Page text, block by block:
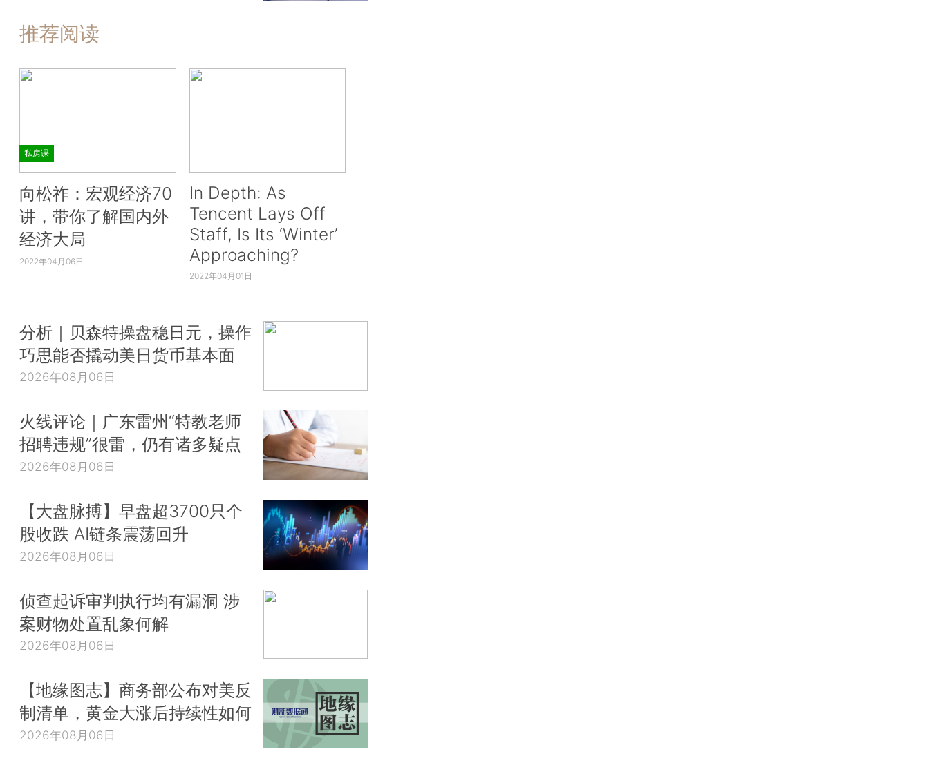
推荐阅读
私房课
向松祚：宏观经济70
讲，带你了解国内外
经济大局
2022年04月06日
In Depth: As
Tencent Lays Off
Staff, Is Its ‘Winter’
Approaching?
2022年04月01日
分析｜贝森特操盘稳日元，操作
巧思能否撬动美日货币基本面
2026年08月06日
火线评论｜广东雷州“特教老师
招聘违规”很雷，仍有诸多疑点
2026年08月06日
【大盘脉搏】早盘超3700只个
股收跌 AI链条震荡回升
2026年08月06日
侦查起诉审判执行均有漏洞 涉
案财物处置乱象何解
2026年08月06日
【地缘图志】商务部公布对美反
制清单，黄金大涨后持续性如何
2026年08月06日